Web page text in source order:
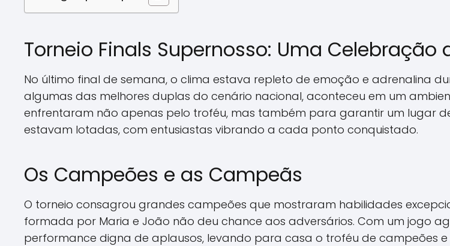
Torneio Finals Supernosso: Uma Celebração
No último final de semana, o clima estava repleto de emoção e adrenalina
algumas das melhores duplas do cenário nacional, aconteceu em um
enfrentaram não apenas pelo troféu, mas também para garantir um lugar
estavam lotadas, com entusiastas vibrando a cada ponto conquistado.
Os Campeões e as Campeãs
O torneio consagrou grandes campeões que mostraram habilidades
formada por Maria e João não deu chance aos adversários. Com um jogo
performance digna de aplausos, levando para casa o troféu de campeões